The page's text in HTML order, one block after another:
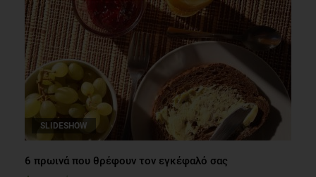
SLIDESHOW
6 πρωινά που θρέφουν τον εγκέφαλό σας